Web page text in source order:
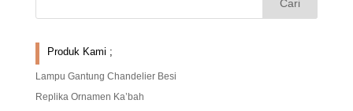
Produk Kami ;
Lampu Gantung Chandelier Besi
Replika Ornamen Ka’bah